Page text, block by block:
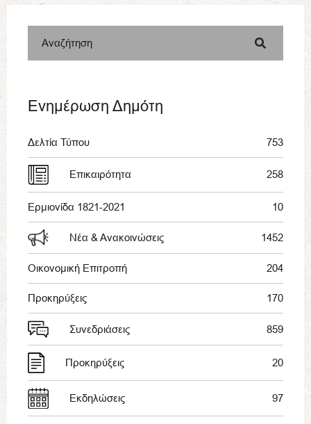
Αναζήτηση
Ενημέρωση Δημότη
Δελτία Τύπου 753
Επικαιρότητα 258
Ερμιονίδα 1821-2021 10
Νέα & Ανακοινώσεις 1452
Οικονομική Επιτροπή 204
Προκηρύξεις 170
Συνεδριάσεις 859
Προκηρύξεις 20
Εκδηλώσεις 97